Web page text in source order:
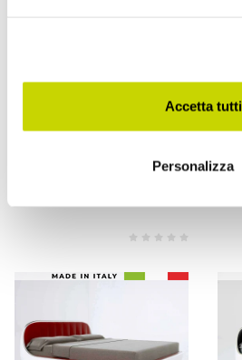
Accetta tutti
Personalizza
VIADURINI NIGHT DESIGN
بيو